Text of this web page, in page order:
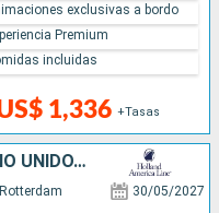
1,336 +Tasas
exclusivas a bordo
Premium
incluidas
NORUEGA, PAISES BAJOS, REINO UNIDO, ISLANDIA
Rotterdam 30/05/2027